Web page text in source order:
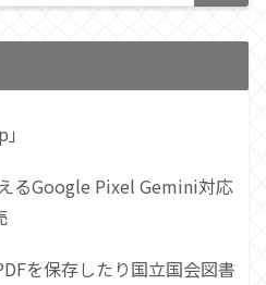
るGoogle Pixel Gemini対応
を保存したり国立国会図書